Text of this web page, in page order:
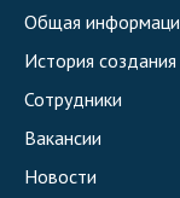
Общая
История создания
Сотрудники
Вакансии
Новости